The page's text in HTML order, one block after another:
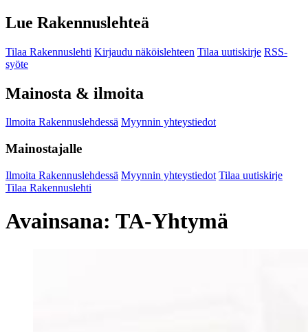
Lue Rakennuslehteä
Tilaa Rakennuslehti Kirjaudu näköislehteen Tilaa uutiskirje RSS-
syöte
Mainosta & ilmoita
Ilmoita Rakennuslehdessä Myynnin yhteystiedot
Mainostajalle
Ilmoita Rakennuslehdessä Myynnin yhteystiedot Tilaa uutiskirje
Tilaa Rakennuslehti
Avainsana: TA-Yhtymä